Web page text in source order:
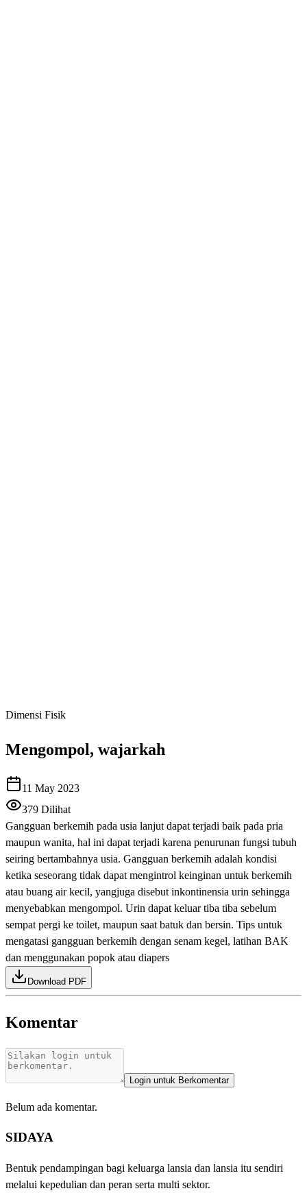
Dimensi Fisik
Mengompol, wajarkah
11 May 2023
379 Dilihat
Gangguan berkemih pada usia lanjut dapat terjadi baik pada pria
maupun wanita, hal ini dapat terjadi karena penurunan fungsi tubuh
seiring bertambahnya usia. Gangguan berkemih adalah kondisi
ketika seseorang tidak dapat mengintrol keinginan untuk berkemih
atau buang air kecil, yangjuga disebut inkontinensia urin sehingga
menyebabkan mengompol. Urin dapat keluar tiba tiba sebelum
sempat pergi ke toilet, maupun saat batuk dan bersin. Tips untuk
mengatasi gangguan berkemih dengan senam kegel, latihan BAK
dan menggunakan popok atau diapers
Download PDF
Komentar
Login untuk Berkomentar
Belum ada komentar.
SIDAYA
Bentuk pendampingan bagi keluarga lansia dan lansia itu sendiri
melalui kepedulian dan peran serta multi sektor.